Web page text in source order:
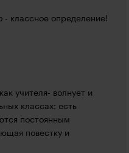
- классное определение!
учителя- волнует и
классах: есть
постоянным
повестку и